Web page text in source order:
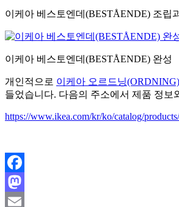
이케아 베스토엔데(BESTÅENDE) 조립
이케아 베스토엔데(BESTÅENDE) 완성
개인적으로 이케아 오르드닝
들었습니다. 다음의 주소에서 제품 정보
https://www.ikea.com/kr/ko/catalog/
Facebook
Mastodon